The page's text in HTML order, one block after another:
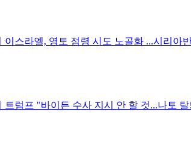
이스라엘, 영토 점령 시도 노골화 ...시리아
트럼프 "바이든 수사 지시 안 할 것...나토